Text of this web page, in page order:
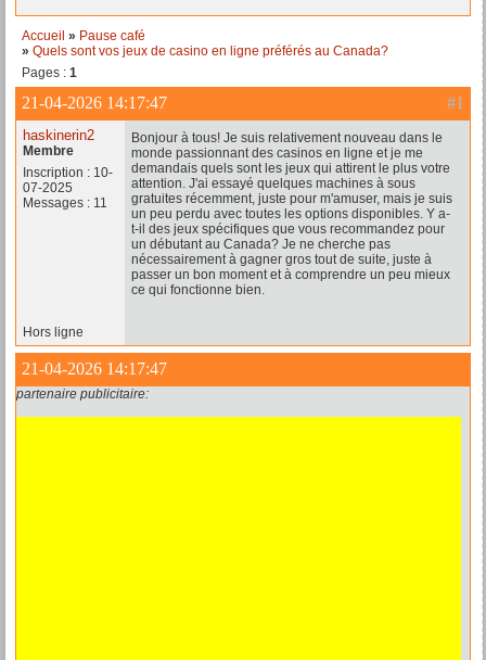
Accueil » Pause café
» Quels sont vos jeux de casino en ligne préférés au Canada?
Pages : 1
#1
21-04-2026 14:17:47
haskinerin2
Membre
Inscription : 10-
07-2025
Messages : 11
Bonjour à tous! Je suis relativement nouveau dans le
monde passionnant des casinos en ligne et je me
demandais quels sont les jeux qui attirent le plus votre
attention. J'ai essayé quelques machines à sous
gratuites récemment, juste pour m'amuser, mais je suis
un peu perdu avec toutes les options disponibles. Y a-
t-il des jeux spécifiques que vous recommandez pour
un débutant au Canada? Je ne cherche pas
nécessairement à gagner gros tout de suite, juste à
passer un bon moment et à comprendre un peu mieux
ce qui fonctionne bien.
Hors ligne
21-04-2026 14:17:47
partenaire publicitaire: